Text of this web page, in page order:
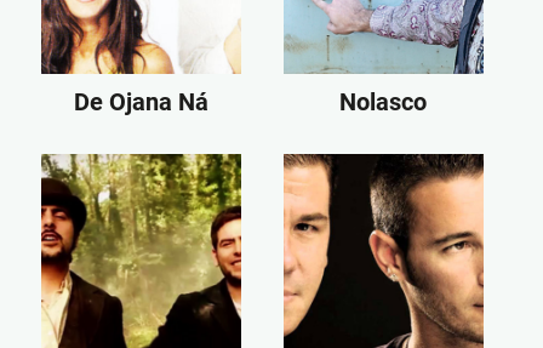
De Ojana Ná Nolasco